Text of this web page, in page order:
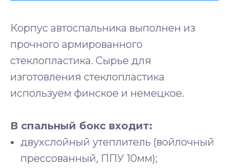
Корпус автоспальника выполнен из
прочного армированного
стеклопластика. Сырье для
изготовления стеклопластика
используем финское и немецкое.
В спальный бокс входит:
двухслойный утеплитель (войлочный
прессованный, ППУ 10мм);